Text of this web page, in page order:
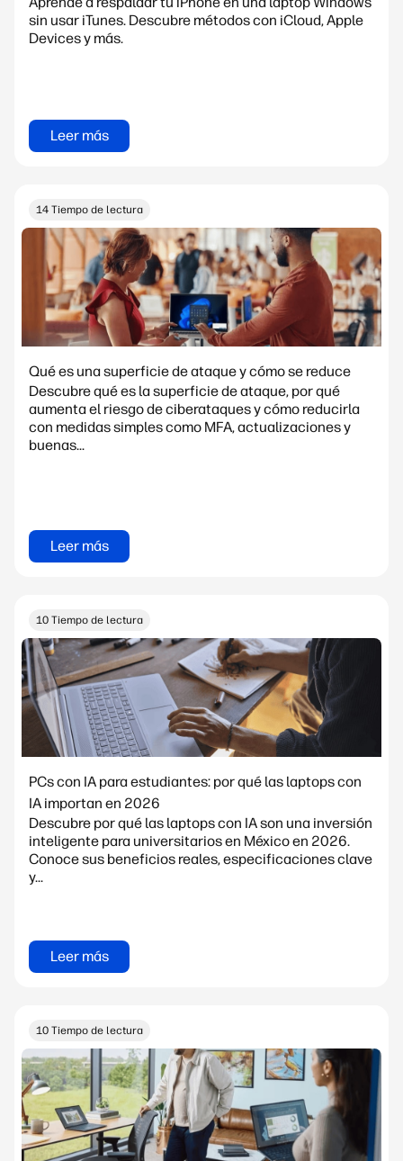
sin usar iTunes. Descubre métodos con iCloud, Apple
Devices y más.
Leer más
14 Tiempo de lectura
Qué es una superficie de ataque y cómo se reduce
Descubre qué es la superficie de ataque, por qué
aumenta el riesgo de ciberataques y cómo reducirla
con medidas simples como MFA, actualizaciones y
buenas...
Leer más
10 Tiempo de lectura
PCs con IA para estudiantes: por qué las laptops con
IA importan en 2026
Descubre por qué las laptops con IA son una inversión
inteligente para universitarios en México en 2026.
Conoce sus beneficios reales, especificaciones clave
y...
Leer más
10 Tiempo de lectura